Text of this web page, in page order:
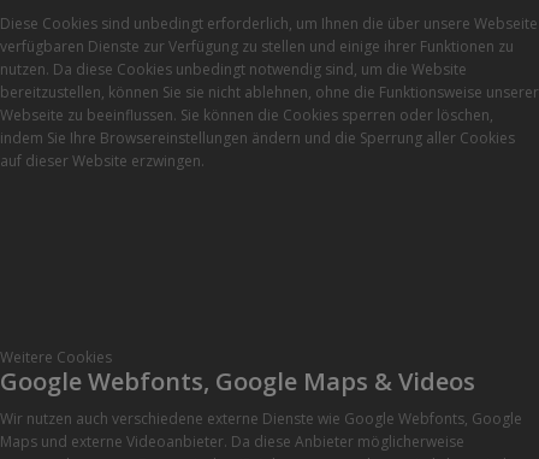
Diese Cookies sind unbedingt erforderlich, um Ihnen die über unsere Webseite
verfügbaren Dienste zur Verfügung zu stellen und einige ihrer Funktionen zu
nutzen. Da diese Cookies unbedingt notwendig sind, um die Website
bereitzustellen, können Sie sie nicht ablehnen, ohne die Funktionsweise unserer
Webseite zu beeinflussen. Sie können die Cookies sperren oder löschen,
indem Sie Ihre Browsereinstellungen ändern und die Sperrung aller Cookies
auf dieser Website erzwingen.
Weitere Cookies
Google Webfonts, Google Maps & Videos
Wir nutzen auch verschiedene externe Dienste wie Google Webfonts, Google
Maps und externe Videoanbieter. Da diese Anbieter möglicherweise